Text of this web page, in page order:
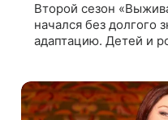
Второй сезон
начался без долгого
адаптацию. Детей и